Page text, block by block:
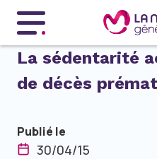
Menu principal
La sédentarité
de décès
Publié le
30/04/15